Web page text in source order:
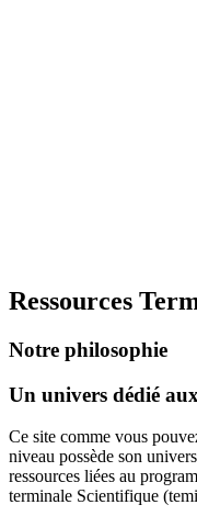
Ressources
Notre philosophie
Un univers dédié
Ce site comme vous
niveau possède son
ressources liées au
terminale Scientifique